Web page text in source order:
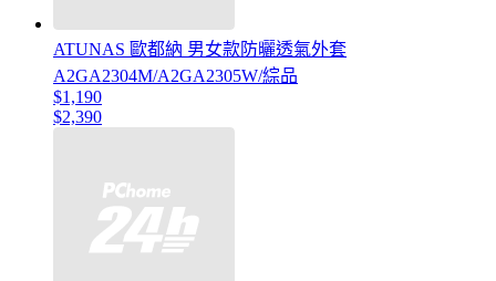
ATUNAS 歐都納 男女款防曬透氣外套
A2GA2304M/A2GA2305W/綜品
$1,190
$2,390